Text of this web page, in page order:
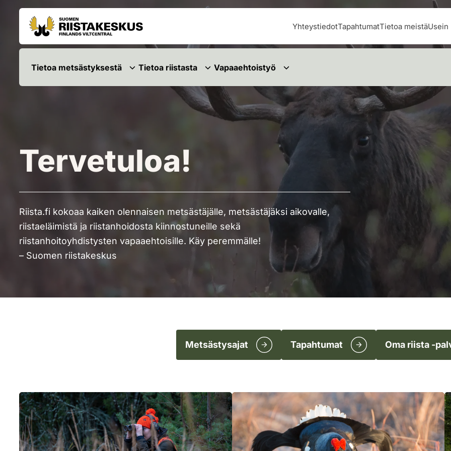
Siirry sisältöön
Siirry sivustokarttaan
YhteystiedotTapahtumatTietoa meistäUsein
Tietoa metsästyksestä Tietoa riistasta Vapaaehtoistyö
Tervetuloa!
Riista.fi kokoaa kaiken olennaisen metsästäjälle, metsästäjäksi aikovalle,
riistaeläimistä ja riistanhoidosta kiinnostuneille sekä
riistanhoitoyhdistysten vapaaehtoisille. Käy peremmälle!
– Suomen riistakeskus
Metsästysajat Tapahtumat Oma riista -